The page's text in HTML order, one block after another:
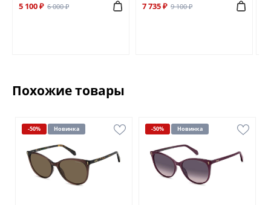
5 100 ₽ 6 000 ₽ 7 735 ₽ 9 100 ₽
Похожие товары
-50% Новинка -50% Новинка